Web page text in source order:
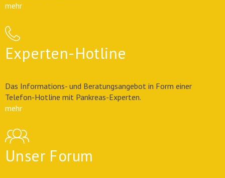
mehr
Experten-Hotline
Das Informations- und Beratungsangebot in Form einer
Telefon-Hotline mit Pankreas-Experten.
mehr
Unser Forum